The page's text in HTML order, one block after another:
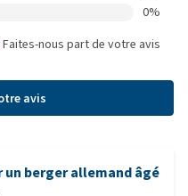
0%
nous part de votre avis
avis
un berger allemand âgé